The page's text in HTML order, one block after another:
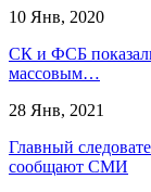
10 Янв, 2020
СК и ФСБ
массовым…
28 Янв, 2021
Главный
сообщают СМИ